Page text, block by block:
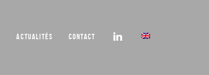
ACTUALITÉS CONTACT